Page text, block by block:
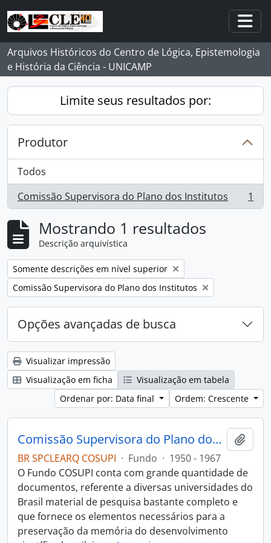
Skip to main content
Arquivos Históricos do Centro de Lógica, Epistemologia
e História da Ciência - UNICAMP
Limite seus resultados por:
Produtor
Todos
Comissão Supervisora do Plano dos Institutos
, 1 resultados 1
Mostrando 1 resultados
Descrição arquivística
Remover filtro:
Somente descrições em nível superior
Remover filtro:
Comissão Supervisora do Plano dos Institutos
Opções avançadas de busca
Visualizar impressão
Visualização em ficha
Visualização em tabela
Ordenar por: Data final
Ordem: Crescente
Comissão Supervisora do Plano dos Institutos (COSUPI)
BR SPCLEARQ COSUPI · Fundo · 1950 - 1967
O Fundo COSUPI conta com grande quantidade de
documentos, referente a diversas universidades do
Brasil material de pesquisa bastante completo e
que fornece os elementos necessários para a
preservação da memória do desenvolvimento